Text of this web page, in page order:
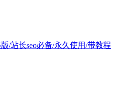
/站长seo必备/永久使用/带教程